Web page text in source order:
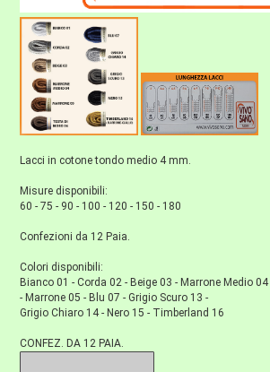
Lacci in cotone tondo medio 4 mm.
Misure disponibili:
60 - 75 - 90 - 100 - 120 - 150 - 180
Confezioni da 12 Paia.
Colori disponibili:
Bianco 01 - Corda 02 - Beige 03 - Marrone Medio 04
- Marrone 05 - Blu 07 - Grigio Scuro 13 -
Grigio Chiaro 14 - Nero 15 - Timberland 16
CONFEZ. DA 12 PAIA.